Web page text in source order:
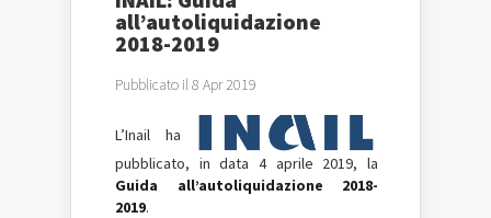
all’autoliquidazione
2018-2019
Pubblicato il 8 Apr 2019
L’Inail ha
pubblicato, in data 4 aprile 2019, la
Guida all’autoliquidazione 2018-
2019.